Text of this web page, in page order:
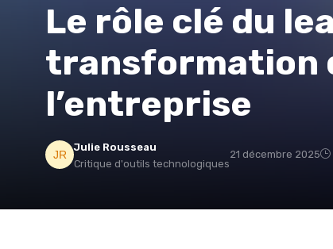
Le rôle clé du
transformation
l’entreprise
Julie Rousseau
Critique d'outils technologiques
21 décembre 2025